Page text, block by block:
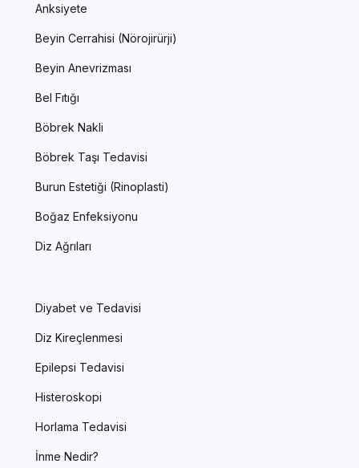
Anksiyete
Beyin Cerrahisi (Nörojirürji)
Beyin Anevrizması
Bel Fıtığı
Böbrek Nakli
Böbrek Taşı Tedavisi
Burun Estetiği (Rinoplasti)
Boğaz Enfeksiyonu
Diz Ağrıları
Diyabet ve Tedavisi
Diz Kireçlenmesi
Epilepsi Tedavisi
Histeroskopi
Horlama Tedavisi
İnme Nedir?